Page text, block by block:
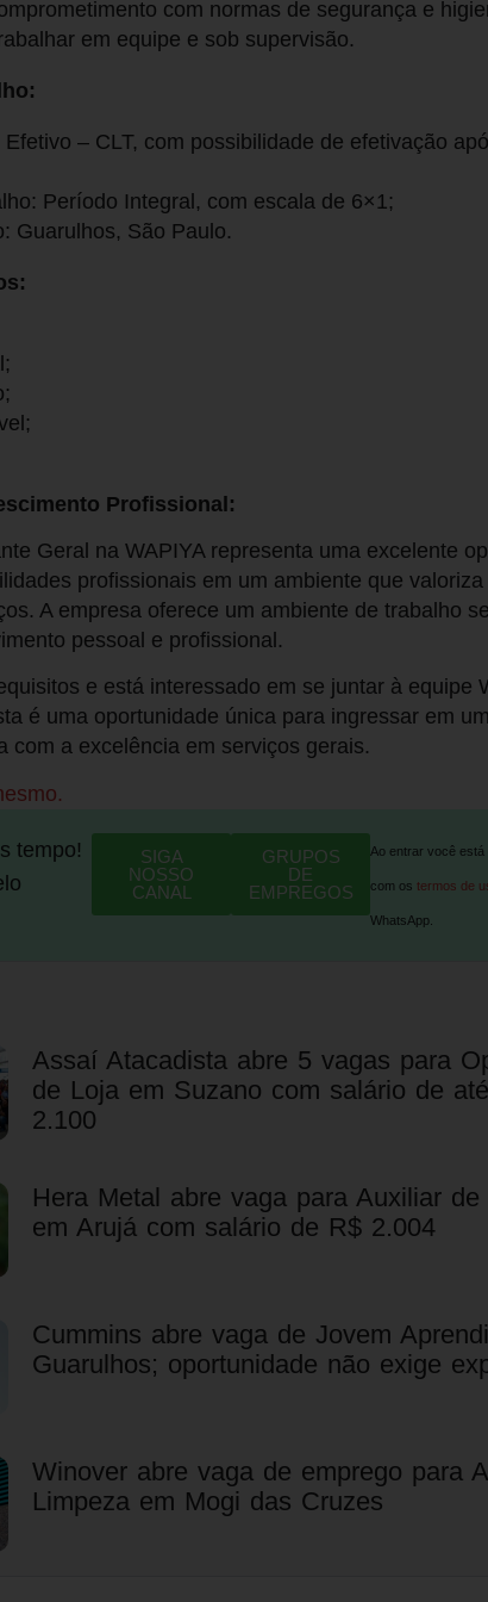
com normas de segurança e
em equipe e sob supervisão.
– CLT, com possibilidade de efetivação
Período Integral, com escala de 6×1;
Guarulhos, São Paulo.
Profissional:
Geral na WAPIYA representa uma excelente
profissionais em um ambiente que
A empresa oferece um ambiente de trabalho
pessoal e profissional.
e está interessado em se juntar à equipe
é uma oportunidade única para ingressar em
com a excelência em serviços gerais.
tempo!
SIGA
NOSSO
CANAL
GRUPOS
DE
EMPREGOS
Ao entrar você
com ostermos de
WhatsApp.
Assaí Atacadista abre 5 vagas para
de Loja em Suzano com salário de
2.100
Hera Metal abre vaga para Auxiliar de
em Arujá com salário de R$ 2.004
Cummins abre vaga de Jovem
Guarulhos; oportunidade não exige
Winover abre vaga de emprego para
Limpeza em Mogi das Cruzes